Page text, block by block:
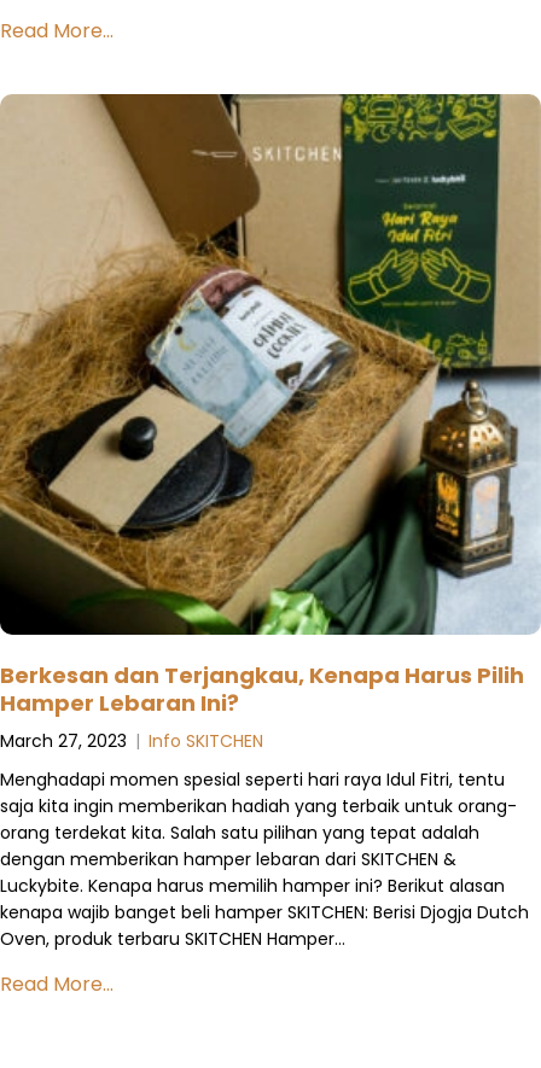
Read More...
Berkesan dan Terjangkau, Kenapa Harus Pilih
Hamper Lebaran Ini?
March 27, 2023 | Info SKITCHEN
Menghadapi momen spesial seperti hari raya Idul Fitri, tentu
saja kita ingin memberikan hadiah yang terbaik untuk orang-
orang terdekat kita. Salah satu pilihan yang tepat adalah
dengan memberikan hamper lebaran dari SKITCHEN &
Luckybite. Kenapa harus memilih hamper ini? Berikut alasan
kenapa wajib banget beli hamper SKITCHEN: Berisi Djogja Dutch
Oven, produk terbaru SKITCHEN Hamper…
Read More...